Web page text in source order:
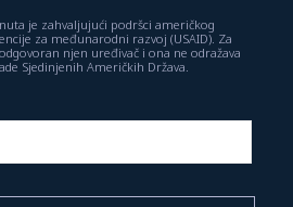
je zahvaljujući podršci američkog
za međunarodni razvoj (USAID). Za
njen uređivač i ona ne odražava
Sjedinjenih Američkih Država.